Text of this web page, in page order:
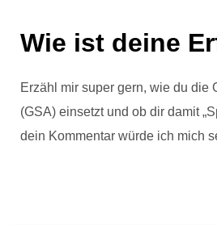
Wie ist deine
Erzähl mir super gern, wie du die
(GSA) einsetzt und ob dir damit
dein Kommentar würde ich mich